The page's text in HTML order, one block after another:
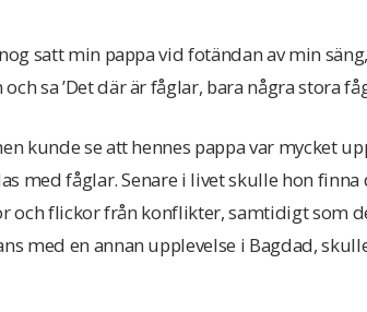
satt min pappa vid fotändan av min
sa ’Det där är fåglar, bara några stora
kunde se att hennes pappa var mycket
med fåglar. Senare i livet skulle hon finna
och flickor från konflikter, samtidigt som
med en annan upplevelse i Bagdad,